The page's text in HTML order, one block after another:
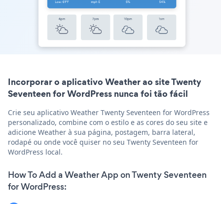
Incorporar o aplicativo Weather ao site Twenty
Seventeen for WordPress nunca foi tão fácil
Crie seu aplicativo Weather Twenty Seventeen for WordPress
personalizado, combine com o estilo e as cores do seu site e
adicione Weather à sua página, postagem, barra lateral,
rodapé ou onde você quiser no seu Twenty Seventeen for
WordPress local.
How To Add a Weather App on Twenty Seventeen
for WordPress: